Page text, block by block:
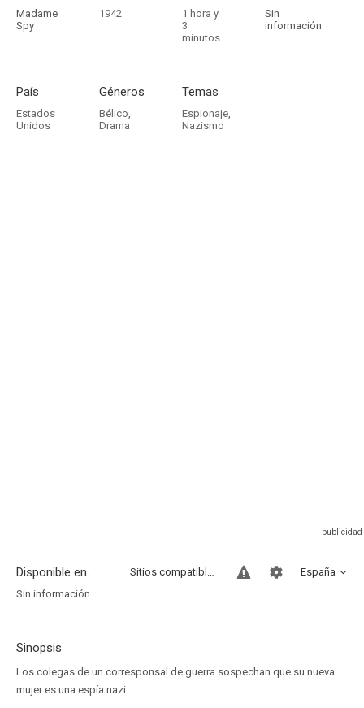
Madame
Spy
1942
1 hora y
3
minutos
Sin
información
País
Estados
Unidos
Géneros
Bélico,
Drama
Temas
Espionaje,
Nazismo
Disponible en... España
Sitios compatibles
Sin información
Sinopsis
Los colegas de un corresponsal de guerra sospechan que su nueva
mujer es una espía nazi.